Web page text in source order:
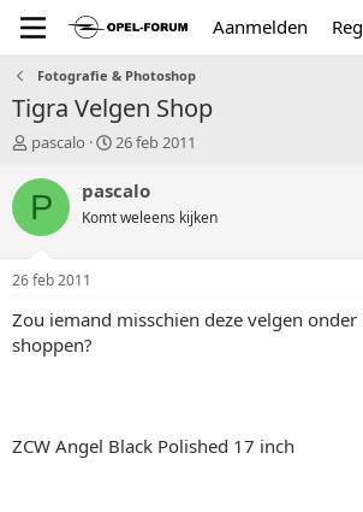
Aanmelden
Fotografie & Photoshop
Tigra Velgen Shop
T
p
t
a
r
e
pascalo
S
a
t
u
26 feb 2011
P pascalo
Komt weleens kijken
26 feb 2011
Zou iemand misschien deze velgen
shoppen?
ZCW Angel Black Polished 17 inch